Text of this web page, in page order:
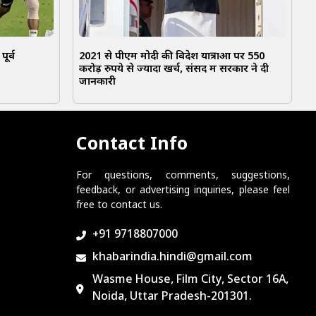
2021 से पीएम मोदी की विदेश यात्राओं पर 550
करोड़ रुपये से ज्यादा खर्च, संसद में सरकार ने दी
जानकारी
Contact Info
For questions, comments, suggestions,
feedback, or advertising inquiries, please feel
free to contact us.
+91 9718807000
khabarindia.hindi@gmail.com
Wasme House, Film City, Sector 16A,
Noida, Uttar Pradesh-201301.